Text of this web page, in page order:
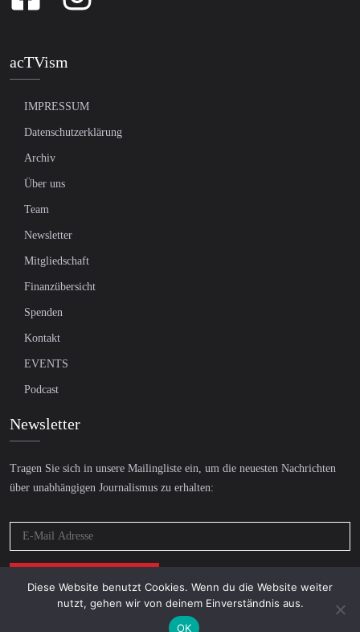
acTVism
IMPRESSUM
Datenschutzerklärung
Archiv
Über uns
Team
Newsletter
Mitgliedschaft
Finanzübersicht
Spenden
Kontakt
EVENTS
Podcast
Newsletter
Tragen Sie sich in unsere Mailingliste ein, um die neuesten Nachrichten
über unabhängigen Journalismus zu erhalten:
Diese Website benutzt Cookies. Wenn du die Website weiter
nutzt, gehen wir von deinem Einverständnis aus.
OK